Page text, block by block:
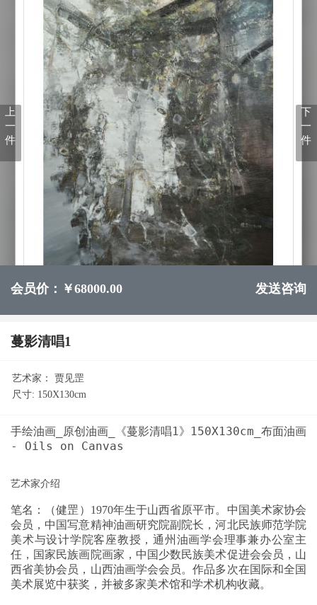
上
一
件
下
一
件
会员价：￥68000.00 发送咨询
蔓影清唱1
艺术家：
贾见罡
尺寸: 150X130cm
手绘油画_原创油画_《蔓影清唱1》150X130cm_布面油画
笔名：（健罡）1970年生于山西省原平市。中国美术家协会
会员，中国写意精神油画研究院副院长，河北民族师范学院
美术与设计学院客座教授，通州油画学会理事兼办公室主
任，国家民族画院画家，中国少数民族美术促进会会员，山
西省美协会员，山西油画学会会员。作品多次在国际和全国
美术展览中获奖，并被多家美术馆和学术机构收藏。